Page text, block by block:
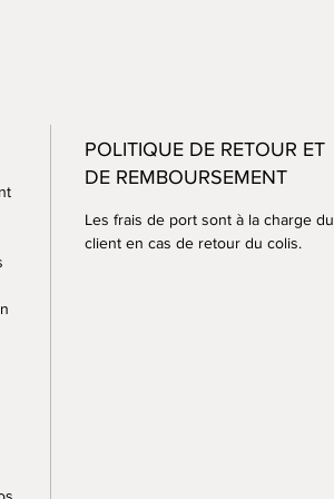
POLITIQUE DE RETOUR ET
DE REMBOURSEMENT
Les frais de port sont à la charge du
client en cas de retour du colis.